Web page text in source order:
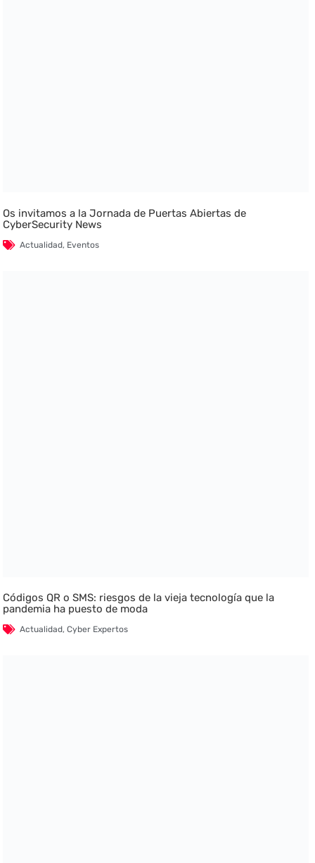
Os invitamos a la Jornada de Puertas Abiertas de
CyberSecurity News
Actualidad, Eventos
Códigos QR o SMS: riesgos de la vieja tecnología que la
pandemia ha puesto de moda
Actualidad,Cyber Expertos